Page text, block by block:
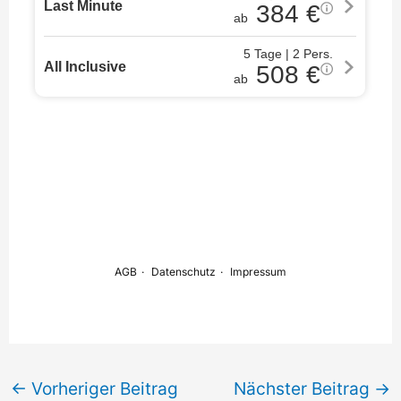
← Vorheriger Beitrag Nächster Beitrag →